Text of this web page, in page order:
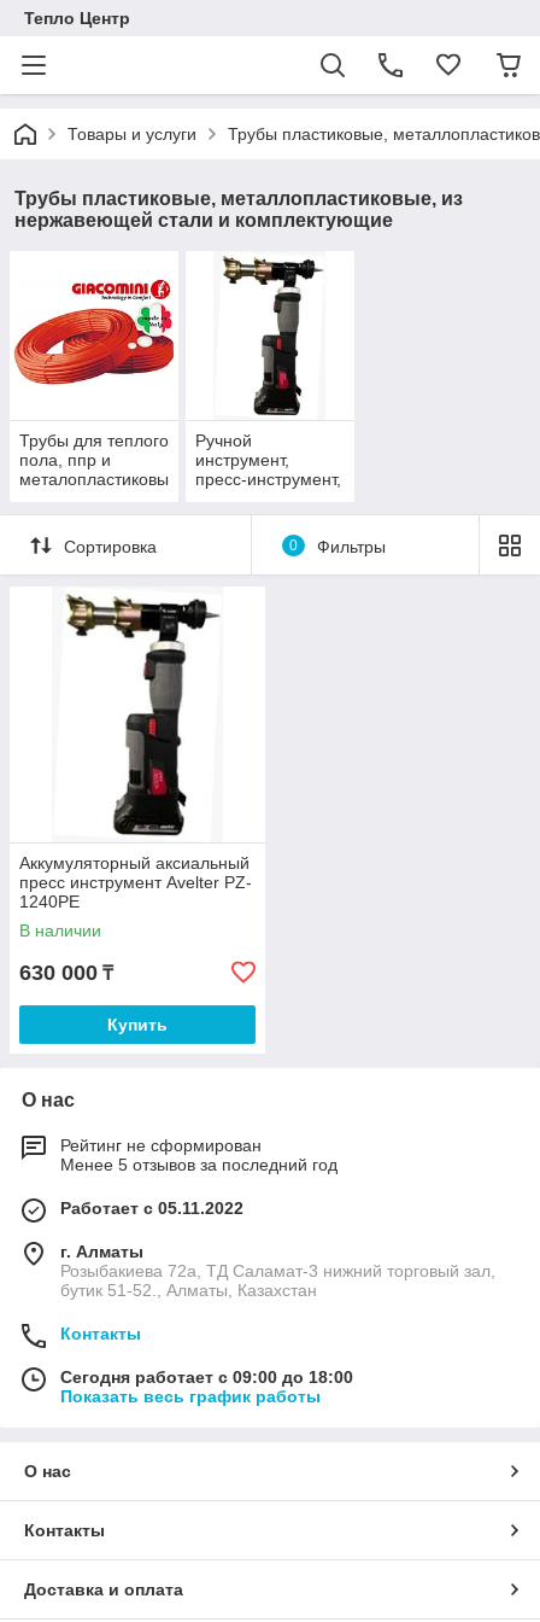
Тепло Центр
Товары и услуги Трубы пластиковые,
Трубы пластиковые, металлопластиковые, из
нержавеющей стали и комплектующие
Трубы для теплого
пола, ппр и
металопластиковы
Ручной
инструмент,
пресс-инструмент,
соединения труб
Сортировка
0 Фильтры
Аккумуляторный аксиальный
пресс инструмент Avelter PZ-
1240PE
В наличии
630 000 ₸
Купить
О нас
Рейтинг не сформирован
Менее 5 отзывов за последний год
Работает с 05.11.2022
г. Алматы
Розыбакиева 72а, ТД Саламат-3 нижний торговый зал,
бутик 51-52., Алматы, Казахстан
Контакты
Сегодня работает с 09:00 до 18:00
Показать весь график работы
О нас
Контакты
Доставка и оплата